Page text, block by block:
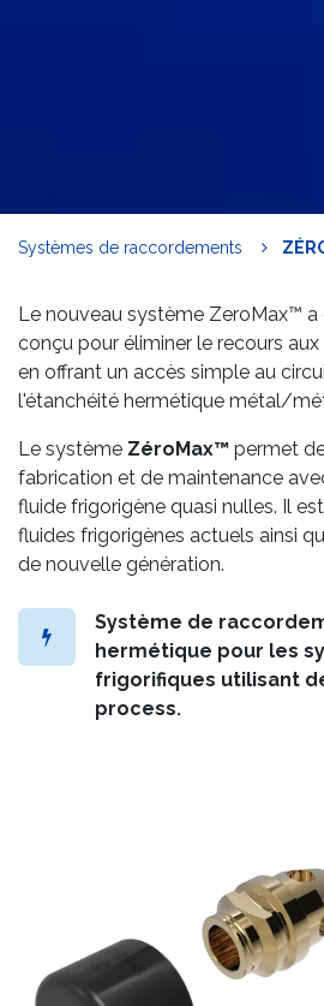
Systèmes de raccordements
Le nouveau système ZeroMax™
conçu pour éliminer le recours
en offrant un accès simple au
l'étanchéité hermétique métal/
Le système ZéroMax™ permet
fabrication et de maintenance
fluide frigorigène quasi nulles. Il
fluides frigorigènes actuels ainsi
de nouvelle génération.
Système de
hermétique pour les
frigorifiques utilisant
process.